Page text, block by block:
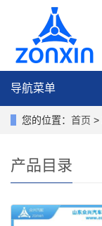
导航菜单
您的位置： 首页 >
产品目录